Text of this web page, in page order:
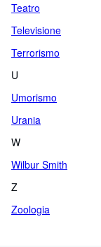
Teatro
Televisione
Terrorismo
U
Umorismo
Urania
W
Wilbur Smith
Z
Zoologia